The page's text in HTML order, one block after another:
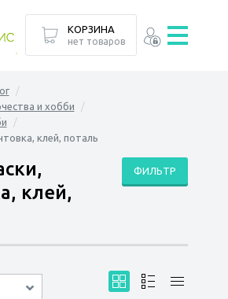
и хобби
клей, поталь
ФИЛЬТР
клей,
КОРЗИНА
нет товаров